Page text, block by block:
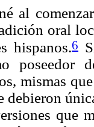
al
oral
hispanos.6
poseedor
mismas
debieron
que